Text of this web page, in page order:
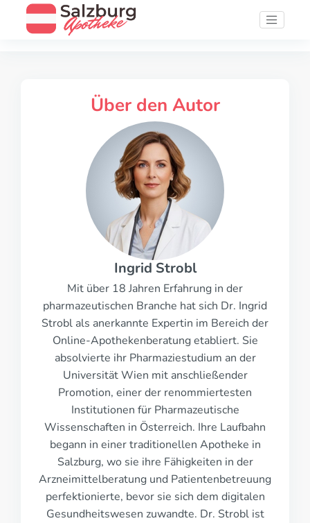
Über den Autor
Ingrid Strobl
Mit über 18 Jahren Erfahrung in der
pharmazeutischen Branche hat sich Dr. Ingrid
Strobl als anerkannte Expertin im Bereich der
Online-Apothekenberatung etabliert. Sie
absolvierte ihr Pharmaziestudium an der
Universität Wien mit anschließender
Promotion, einer der renommiertesten
Institutionen für Pharmazeutische
Wissenschaften in Österreich. Ihre Laufbahn
begann in einer traditionellen Apotheke in
Salzburg, wo sie ihre Fähigkeiten in der
Arzneimittelberatung und Patientenbetreuung
perfektionierte, bevor sie sich dem digitalen
Gesundheitswesen zuwandte. Dr. Strobl ist